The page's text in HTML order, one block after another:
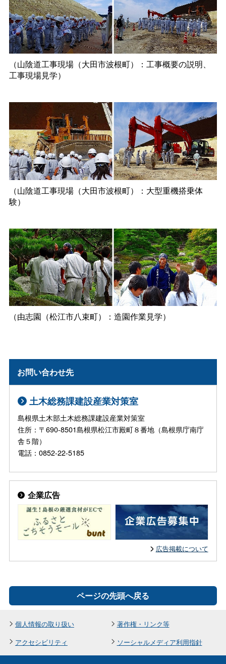
（山陰道工事現場（大田市波根町）：工事概要の説明、
工事現場見学）
（山陰道工事現場（大田市波根町）：大型重機搭乗体
験）
（由志園（松江市八束町）：造園作業見学）
お問い合わせ先
土木総務課建設産業対策室
島根県土木部土木総務課建設産業対策室
住所：〒690-8501島根県松江市殿町８番地（島根県庁南庁
舎５階）
電話：0852-22-5185
企業広告
広告掲載について
ページの先頭へ戻る
個人情報の取り扱い
著作権・リンク等
アクセシビリティ
ソーシャルメディア利用指針